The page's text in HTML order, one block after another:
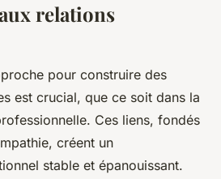
relations
pour construire des
est crucial, que ce soit dans la
Ces liens, fondés
créent un
stable et épanouissant.